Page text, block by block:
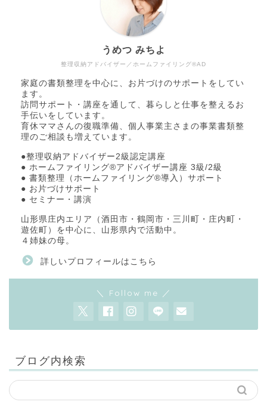
整理収納アドバイザー／ホームファイリング®AD
うめつ みちよ
家庭の書類整理を中心に、お片づけのサポートをしてい
ます。
訪問サポート・講座を通して、暮らしと仕事を整えるお
手伝いをしています。
育休ママさんの復職準備、個人事業主さまの事業書類整
理のご相談も増えています。
●整理収納アドバイザー2級認定講座
● ホームファイリング®アドバイザー講座 3級/2級
● 書類整理（ホームファイリング®導入）サポート
● お片づけサポート
● セミナー・講演
山形県庄内エリア（酒田市・鶴岡市・三川町・庄内町・
遊佐町）を中心に、山形県内で活動中。
４姉妹の母。
詳しいプロフィールはこちら
＼ Follow me ／
ブログ内検索